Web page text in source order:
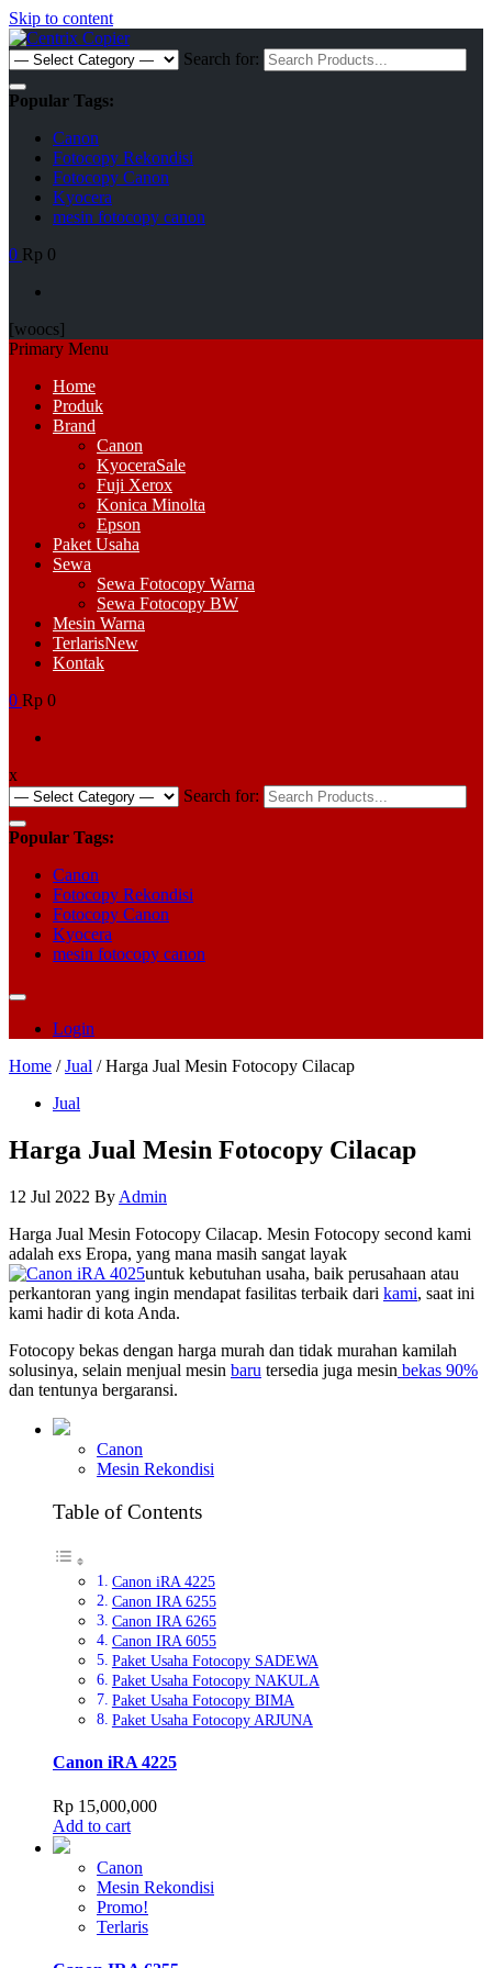
Skip to content
Search for:
Popular Tags:
Canon
Fotocopy Rekondisi
Fotocopy Canon
Kyocera
mesin fotocopy canon
0 Rp 0
[woocs]
Primary Menu
Home
Produk
Brand
Canon
KyoceraSale
Fuji Xerox
Konica Minolta
Epson
Paket Usaha
Sewa
Sewa Fotocopy Warna
Sewa Fotocopy BW
Mesin Warna
TerlarisNew
Kontak
0 Rp 0
x
Search for:
Popular Tags:
Canon
Fotocopy Rekondisi
Fotocopy Canon
Kyocera
mesin fotocopy canon
Login
Home /Jual / Harga Jual Mesin Fotocopy Cilacap
Jual
Harga Jual Mesin Fotocopy Cilacap
12 Jul 2022 By Admin
Harga Jual Mesin Fotocopy Cilacap. Mesin Fotocopy second kami
adalah exs Eropa, yang mana masih sangat layak
untuk kebutuhan usaha, baik perusahaan atau
perkantoran yang ingin mendapat fasilitas terbaik dari kami, saat ini
kami hadir di kota Anda.
Fotocopy bekas dengan harga murah dan tidak murahan kamilah
solusinya, selain menjual mesin baru tersedia juga mesin bekas 90%
dan tentunya bergaransi.
Canon
Mesin Rekondisi
Table of Contents
Canon iRA 4225
Canon IRA 6255
Canon IRA 6265
Canon IRA 6055
Paket Usaha Fotocopy SADEWA
Paket Usaha Fotocopy NAKULA
Paket Usaha Fotocopy BIMA
Paket Usaha Fotocopy ARJUNA
Canon iRA 4225
Rp 15,000,000
Add to cart
Canon
Mesin Rekondisi
Promo!
Terlaris